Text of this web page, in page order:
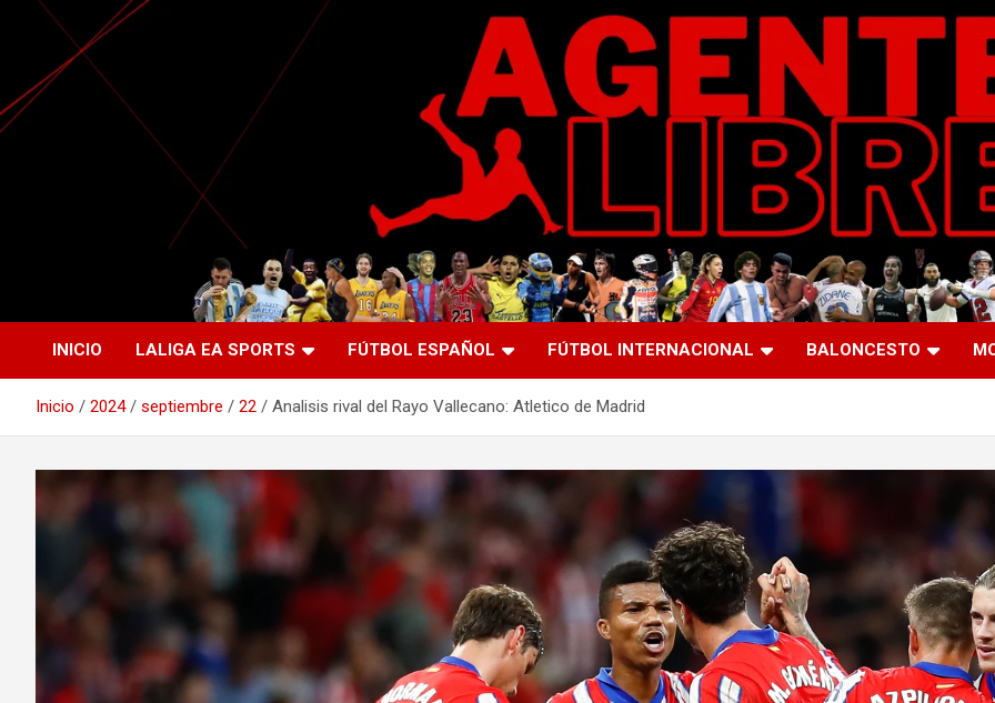
Saltar
contenido
Agente Libre Digital
La nueva generación del periodismo deportivo.
INICIO LALIGA EA SPORTS FÚTBOL ESPAÑOL FÚTBOL INTERNACIONAL BALONCESTO
Inicio 2024 septiembre 22 Analisis rival del Rayo Vallecano: Atletico de Madrid